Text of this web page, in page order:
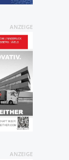
ANZEIGE
ANZEIGE